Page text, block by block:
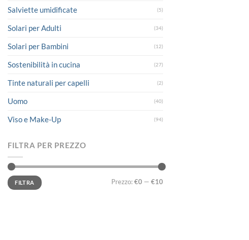
Salviette umidificate (5)
Solari per Adulti (34)
Solari per Bambini (12)
Sostenibilità in cucina (27)
Tinte naturali per capelli (2)
Uomo (40)
Viso e Make-Up (94)
FILTRA PER PREZZO
Prezzo
Min
Prezzo
MaxFILTRA Prezzo:€0 — €10